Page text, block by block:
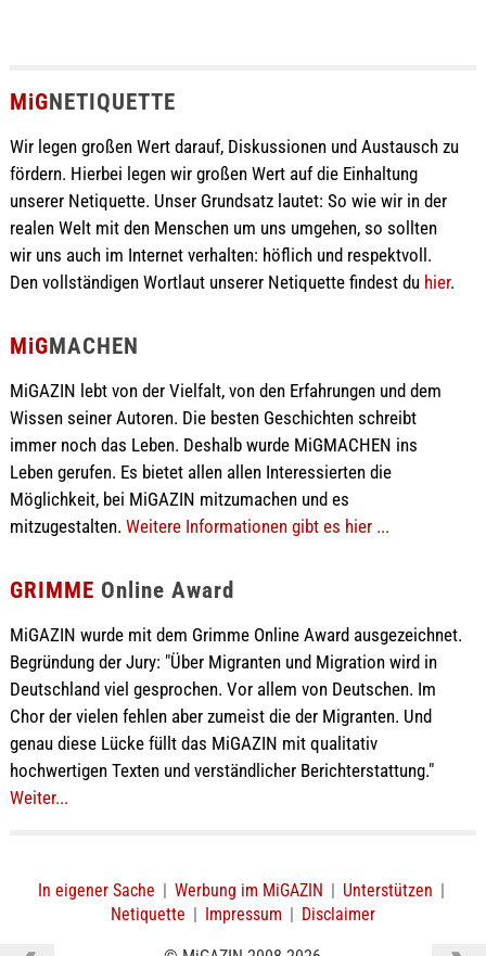
MiGNETIQUETTE
Wir legen großen Wert darauf, Diskussionen und Austausch zu
fördern. Hierbei legen wir großen Wert auf die Einhaltung
unserer Netiquette. Unser Grundsatz lautet: So wie wir in der
realen Welt mit den Menschen um uns umgehen, so sollten
wir uns auch im Internet verhalten: höflich und respektvoll.
Den vollständigen Wortlaut unserer Netiquette findest du hier.
MiGMACHEN
MiGAZIN lebt von der Vielfalt, von den Erfahrungen und dem
Wissen seiner Autoren. Die besten Geschichten schreibt
immer noch das Leben. Deshalb wurde MiGMACHEN ins
Leben gerufen. Es bietet allen allen Interessierten die
Möglichkeit, bei MiGAZIN mitzumachen und es
mitzugestalten. Weitere Informationen gibt es hier ...
GRIMME Online Award
MiGAZIN wurde mit dem Grimme Online Award ausgezeichnet.
Begründung der Jury: "Über Migranten und Migration wird in
Deutschland viel gesprochen. Vor allem von Deutschen. Im
Chor der vielen fehlen aber zumeist die der Migranten. Und
genau diese Lücke füllt das MiGAZIN mit qualitativ
hochwertigen Texten und verständlicher Berichterstattung."
Weiter...
In eigener Sache | Werbung im MiGAZIN | Unterstützen |
Netiquette | Impressum | Disclaimer